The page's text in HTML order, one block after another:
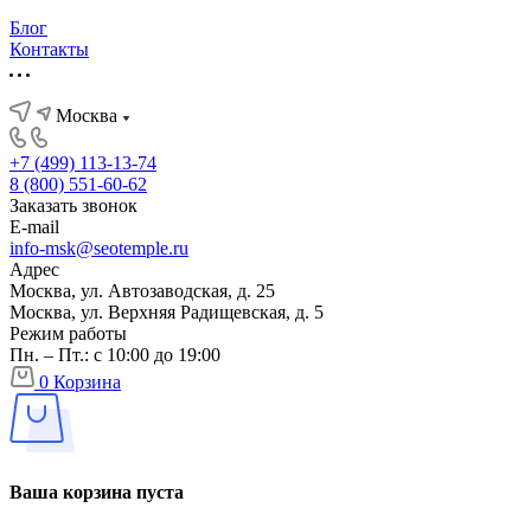
Блог
Контакты
Москва
+7 (499) 113-13-74
8 (800) 551-60-62
Заказать звонок
E-mail
info-msk@seotemple.ru
Адрес
Москва, ул. Автозаводская, д. 25
Москва, ул. Верхняя Радищевская, д. 5
Режим работы
Пн. – Пт.: с 10:00 до 19:00
0 Корзина
Ваша корзина пуста